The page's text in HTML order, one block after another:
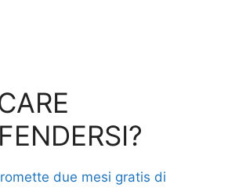
due mesi gratis di